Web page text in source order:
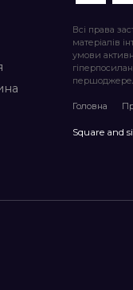
Всі права
матеріалів
умови
Головна
Square and